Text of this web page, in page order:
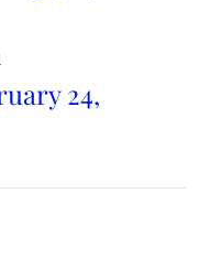
24,